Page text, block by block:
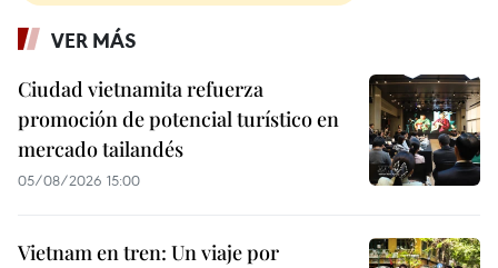
VER MÁS
Ciudad vietnamita refuerza
promoción de potencial turístico en
mercado tailandés
05/08/2026 15:00
Vietnam en tren: Un viaje por